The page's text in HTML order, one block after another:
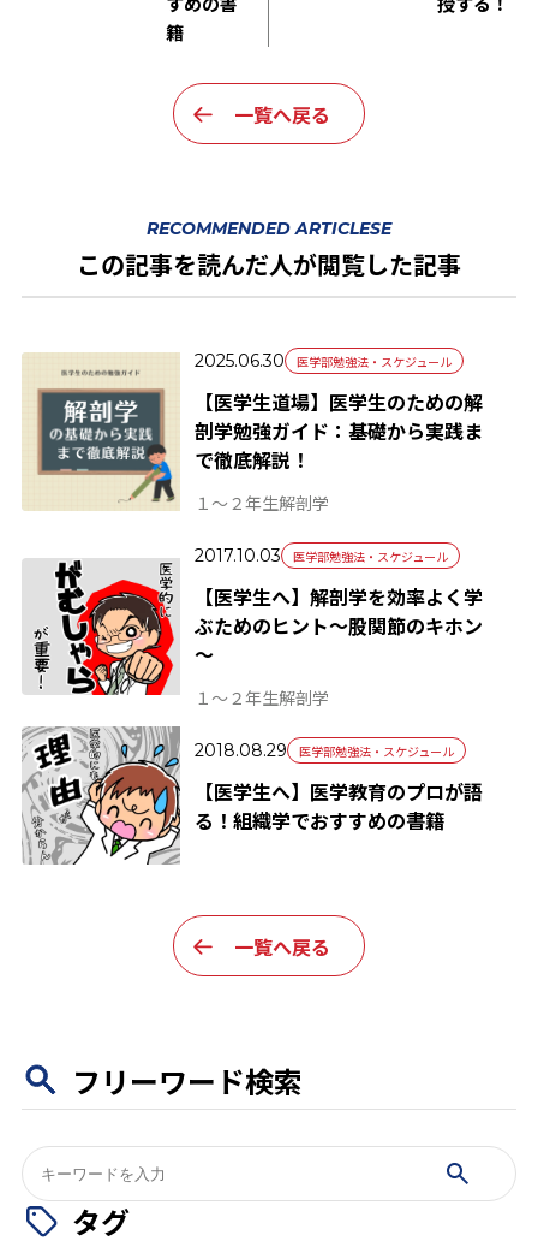
籍
一覧へ戻る
RECOMMENDED ARTICLESE
この記事を読んだ人が閲覧した記事
2025.06.30 医学部勉強法・スケジュール
【医学生道場】医学生のための解
剖学勉強ガイド：基礎から実践ま
で徹底解説！
１～２年生解剖学
2017.10.03 医学部勉強法・スケジュール
【医学生へ】解剖学を効率よく学
ぶためのヒント～股関節のキホン
～
１～２年生解剖学
2018.08.29 医学部勉強法・スケジュール
【医学生へ】医学教育のプロが語
る！組織学でおすすめの書籍
一覧へ戻る
フリーワード検索
検
索:
タグ